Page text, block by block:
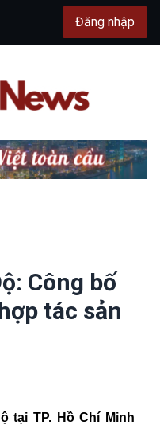
Đăng nhập
Công bố
tác sản
tại TP. Hồ Chí Minh